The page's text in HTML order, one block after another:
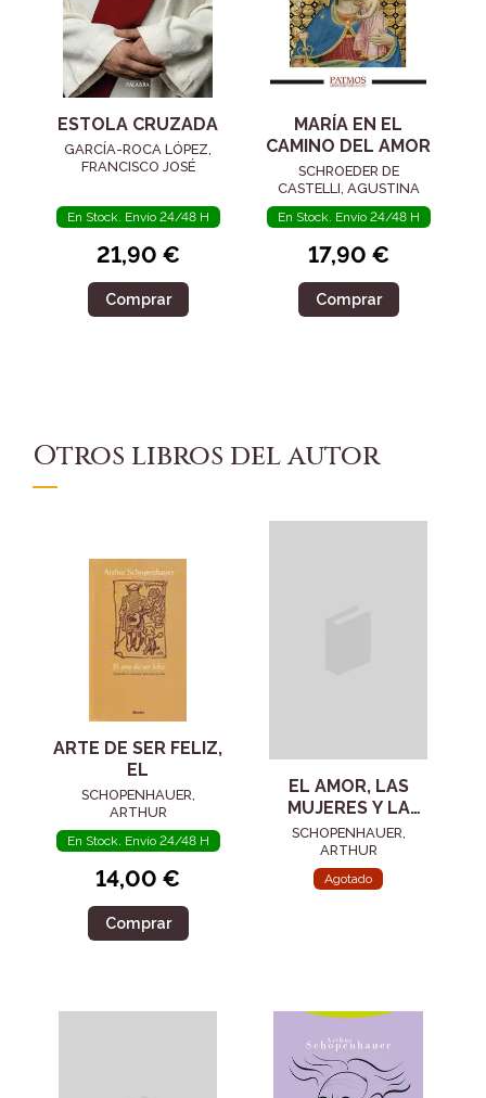
ESTOLA CRUZADA
GARCÍA-ROCA LÓPEZ,
FRANCISCO JOSÉ
En Stock. Envío 24/48 H
21,90 €
Comprar
MARÍA EN EL
CAMINO DEL AMOR
SCHROEDER DE
CASTELLI, AGUSTINA
En Stock. Envío 24/48 H
17,90 €
Comprar
Otros libros del autor
ARTE DE SER FELIZ,
EL
SCHOPENHAUER,
ARTHUR
En Stock. Envío 24/48 H
14,00 €
Comprar
EL AMOR, LAS
MUJERES Y LA
MUERTE
SCHOPENHAUER,
ARTHUR
Agotado